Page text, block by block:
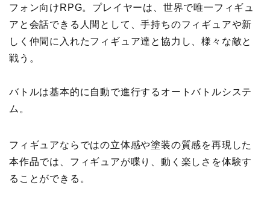
フォン向けRPG。プレイヤーは、世界で唯一フィギュ
アと会話できる人間として、手持ちのフィギュアや新
しく仲間に入れたフィギュア達と協力し、様々な敵と
戦う。
バトルは基本的に自動で進行するオートバトルシステ
ム。
フィギュアならではの立体感や塗装の質感を再現した
本作品では、フィギュアが喋り、動く楽しさを体験す
ることができる。